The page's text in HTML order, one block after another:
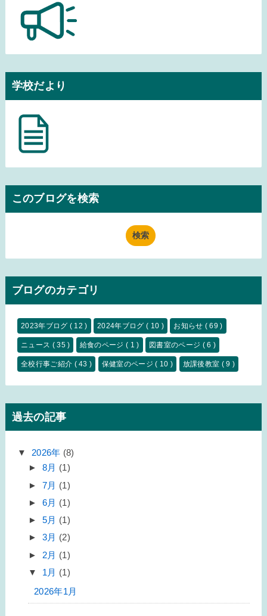
学校だより
このブログを検索
ブログのカテゴリ
2023年ブログ ( 12 ) 2024年ブログ ( 10 ) お知らせ ( 69 )
ニュース ( 35 ) 給食のページ( 1 ) 図書室のページ ( 6 )
全校行事ご紹介 ( 43 ) 保健室のページ( 10 ) 放課後教室 ( 9 )
過去の記事
▼ 2026年 (8)
► 8月 (1)
► 7月 (1)
► 6月 (1)
► 5月 (1)
► 3月 (2)
► 2月 (1)
▼ 1月 (1)
2026年1月